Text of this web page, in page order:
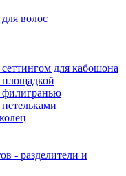
волос
для кабошона
филигранью
- разделители и